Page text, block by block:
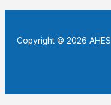
Copyright © 2026 AHES